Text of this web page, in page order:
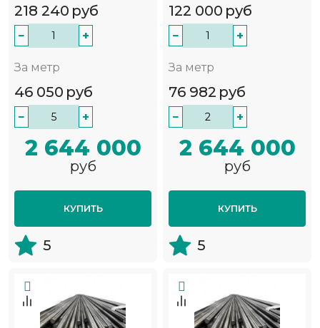
218 240 руб
− +
За метр
46 050 руб
− +
2 644 000
руб
КУПИТЬ
5
122 000 руб
− +
За метр
76 982 руб
− +
2 644 000
руб
КУПИТЬ
5